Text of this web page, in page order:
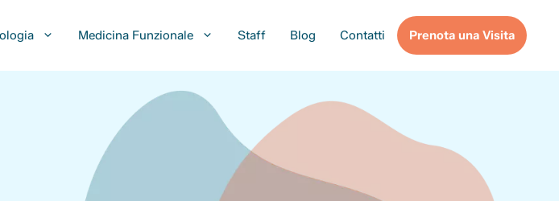
Medicina Funzionale Staff Blog Contatti Prenota una Visita